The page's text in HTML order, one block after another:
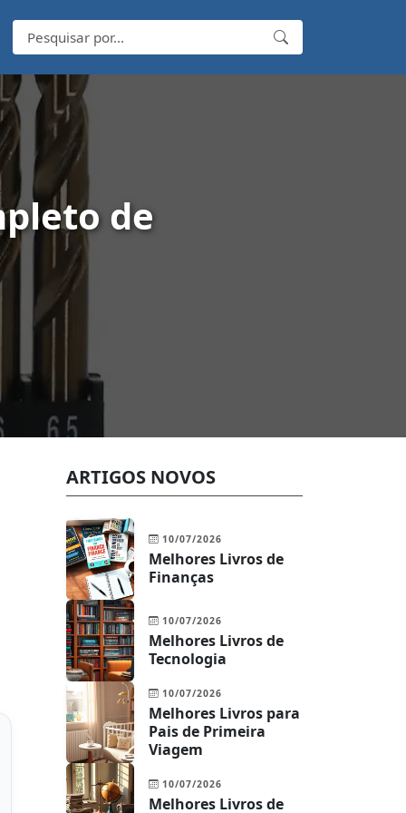
de
ARTIGOS NOVOS
10/07/2026
Melhores Livros de
Finanças
10/07/2026
Melhores Livros de
Tecnologia
10/07/2026
Melhores Livros para
Pais de Primeira
Viagem
10/07/2026
Melhores Livros de